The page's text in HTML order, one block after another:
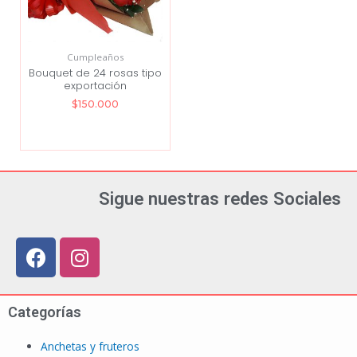
Cumpleaños
Bouquet de 24 rosas tipo
exportación
$150.000
Sigue nuestras redes Sociales
Categorías
Anchetas y fruteros